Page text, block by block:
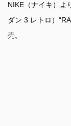
NIKE（ナイキ）よ
ダン 3 レトロ）
売。